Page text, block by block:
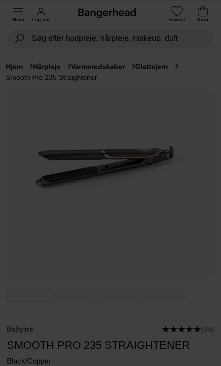
Menu Log ind Favorit Kurv
Hjem Hårpleje Varmeredskaber
Glattejern
Smooth Pro 235 Straightener
BaByliss (34)
SMOOTH PRO 235 STRAIGHTENER
Black/Copper